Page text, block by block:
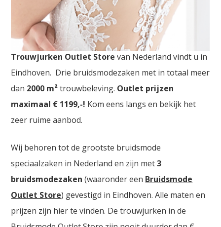
Bruidsmodewinkels Zeeland
Bruidsmodewinkels Zeeland. De
grootste
Trouwjurken Outlet Store van Nederland vindt u in
Eindhoven. Drie bruidsmodezaken met in totaal meer
dan 2000 m²trouwbeleving. Outlet prijzen
maximaal € 1199,-! Kom eens langs en bekijk het
zeer ruime aanbod.
Wij behoren tot de grootste bruidsmode
speciaalzaken in Nederland en zijn met3
bruidsmodezaken (waaronder een Bruidsmode
Outlet Store) gevestigd in Eindhoven. Alle maten en
prijzen zijn hier te vinden. De trouwjurken in de